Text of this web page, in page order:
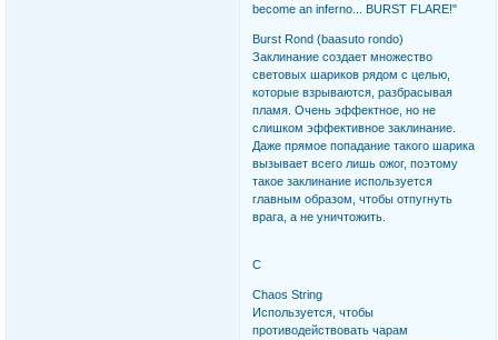
become an inferno... BURST FLARE!"
Burst Rond (baasuto rondo)
Заклинание создает множество
световых шариков рядом с целью,
которые взрываются, разбрасывая
пламя. Очень эффектное, но не
слишком эффективное заклинание.
Даже прямое попадание такого шарика
вызывает всего лишь ожог, поэтому
такое заклинание используется
главным образом, чтобы отпугнуть
врага, а не уничтожить.
C
Chaos String
Используется, чтобы
противодействовать чарам